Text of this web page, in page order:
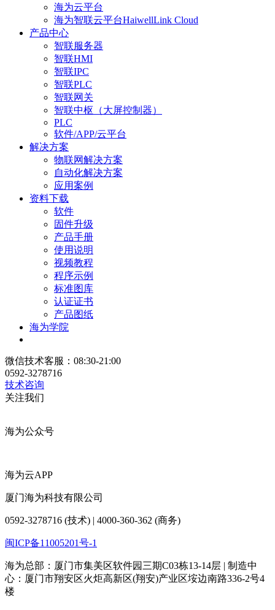
海为云平台
海为智联云平台HaiwellLink Cloud
产品中心
智联服务器
智联HMI
智联IPC
智联PLC
智联网关
智联中枢（大屏控制器）
PLC
软件/APP/云平台
解决方案
物联网解决方案
自动化解决方案
应用案例
资料下载
软件
固件升级
产品手册
使用说明
视频教程
程序示例
标准图库
认证证书
产品图纸
海为学院
微信技术客服：08:30-21:00
0592-3278716
技术咨询
关注我们
海为公众号
海为云APP
厦门海为科技有限公司
0592-3278716 (技术) | 4000-360-362 (商务)
闽ICP备11005201号-1
海为总部：厦门市集美区软件园三期C03栋13-14层 | 制造中
心：厦门市翔安区火炬高新区(翔安)产业区垵边南路336-2号4
楼